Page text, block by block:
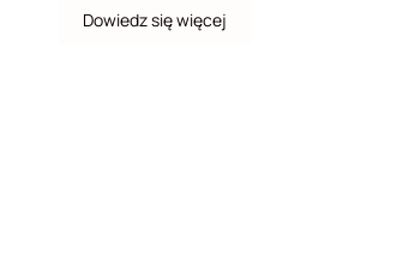
Dowiedz się więcej